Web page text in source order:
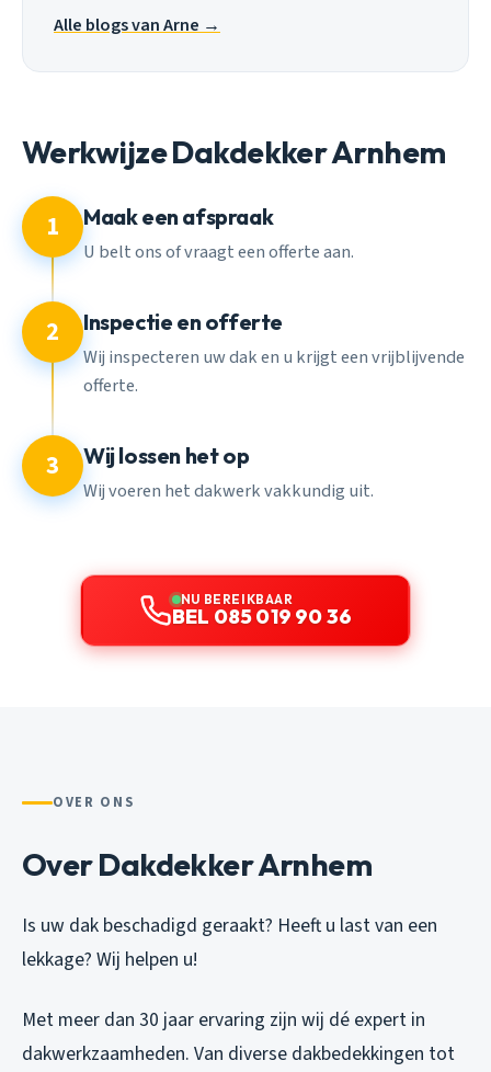
Alle blogs van Arne →
Werkwijze Dakdekker Arnhem
1 Maak een afspraak
U belt ons of vraagt een offerte aan.
2 Inspectie en offerte
Wij inspecteren uw dak en u krijgt een vrijblijvende
offerte.
3 Wij lossen het op
Wij voeren het dakwerk vakkundig uit.
NU BEREIKBAAR
BEL 085 019 90 36
OVER ONS
Over Dakdekker Arnhem
Is uw dak beschadigd geraakt? Heeft u last van een
lekkage? Wij helpen u!
Met meer dan 30 jaar ervaring zijn wij dé expert in
dakwerkzaamheden. Van diverse dakbedekkingen tot